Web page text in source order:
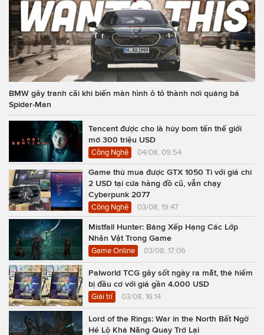
BMW gây tranh cãi khi biến màn hình ô tô thành nơi quảng bá
Spider-Man
Tencent được cho là hủy bom tấn thế giới
mở 300 triệu USD
Công Nghệ 04/08, 09:54
Game thủ mua được GTX 1050 Ti với giá chỉ
2 USD tại cửa hàng đồ cũ, vẫn chạy
Cyberpunk 2077
Công Nghệ 03/08, 19:47
Mistfall Hunter: Bảng Xếp Hạng Các Lớp
Nhân Vật Trong Game
Game Online 03/08, 17:06
Palworld TCG gây sốt ngày ra mắt, thẻ hiếm
bị đầu cơ với giá gần 4.000 USD
Giải trí 03/08, 16:14
Lord of the Rings: War in the North Bất Ngờ
Hé Lộ Khả Năng Quay Trở Lại